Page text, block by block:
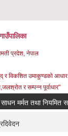
प्रदेश, नेपाल
र विकशित उमाकुण्डको आधार
र सम्पन्न पूर्वाधार"
मर्मत तथा नियमित